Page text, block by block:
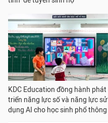
KDC Education đồng hành phát
triển năng lực số và năng lực sử
dụng AI cho học sinh phổ thông